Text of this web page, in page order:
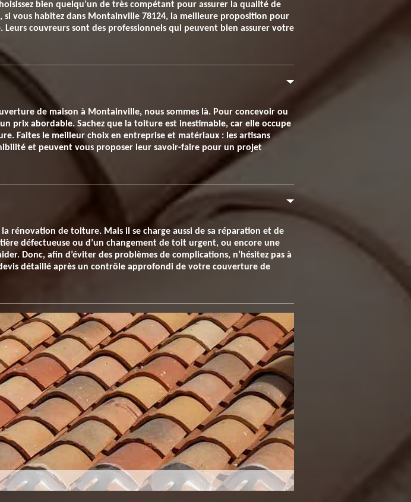
bien quelqu’un de très compétant pour assurer la qualité de
vous habitez dans Montainville 78124, la meilleure proposition pour
couvreurs sont des professionnels qui peuvent bien assurer votre
de maison à Montainville, nous sommes là. Pour concevoir ou
prix abordable. Sachez que la toiture est inestimable, car elle occupe
Faites le meilleur choix en entreprise et matériaux : les artisans
et peuvent vous proposer leur savoir-faire pour un projet
rénovation de toiture. Mais il se charge aussi de sa réparation et de
défectueuse ou d’un changement de toit urgent, ou encore une
Donc, afin d’éviter des problèmes de complications, n’hésitez pas à
détaillé après un contrôle approfondi de votre couverture de